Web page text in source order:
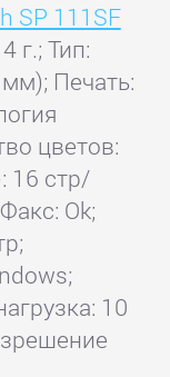
SP 111SF
г.; Тип:
Печать:
цветов:
16 стр/
Ok;
10